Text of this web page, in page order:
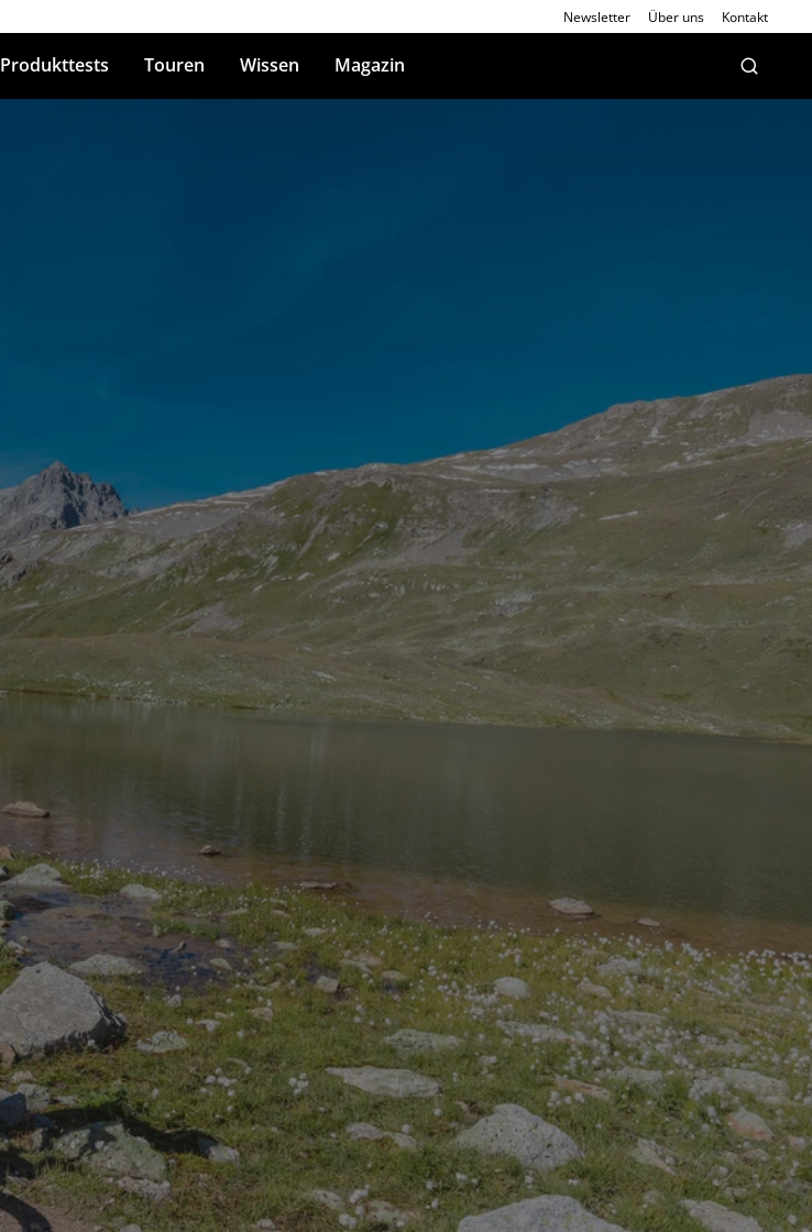
Newsletter Über uns Kontakt
Produkttests Touren Wissen Magazin